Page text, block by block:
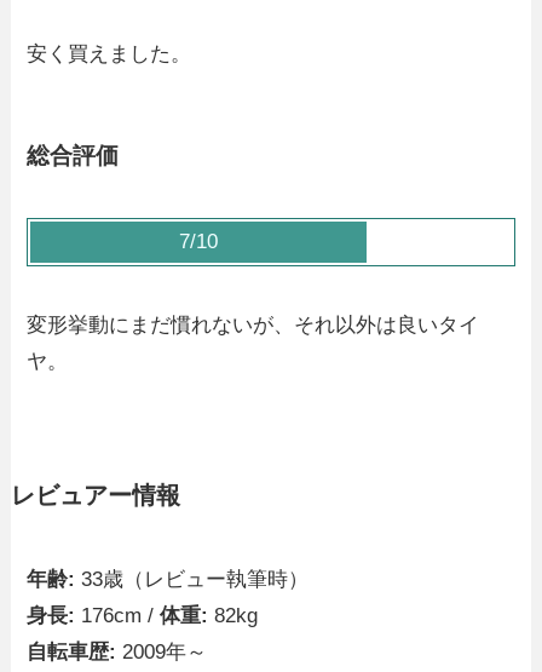
安く買えました。
総合評価
7/10
変形挙動にまだ慣れないが、それ以外は良いタイ
ヤ。
レビュアー情報
年齢: 33歳（レビュー執筆時）
身長: 176cm /体重: 82kg
自転車歴: 2009年～